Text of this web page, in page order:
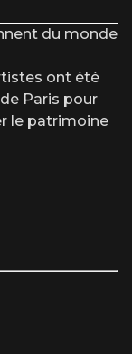
du monde
ont été
Paris pour
le patrimoine